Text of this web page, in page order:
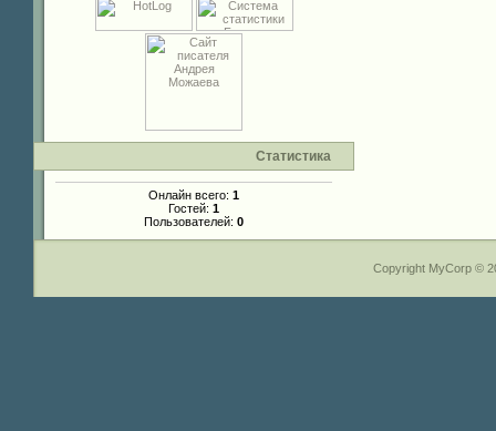
Статистика
Онлайн всего: 1
Гостей: 1
Пользователей: 0
Copyright MyCorp ©